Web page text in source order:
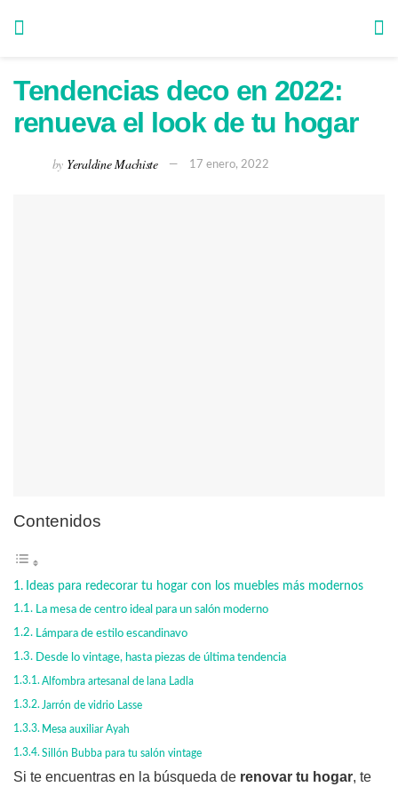
Tendencias deco en 2022:
renueva el look de tu hogar
by Yeraldine Machiste 17 enero, 2022
Contenidos
Ideas para redecorar tu hogar con los muebles más modernos
La mesa de centro ideal para un salón moderno
Lámpara de estilo escandinavo
Desde lo vintage, hasta piezas de última tendencia
Alfombra artesanal de lana Ladla
Jarrón de vidrio Lasse
Mesa auxiliar Ayah
Sillón Bubba para tu salón vintage
Si te encuentras en la búsqueda de renovar tu hogar, te